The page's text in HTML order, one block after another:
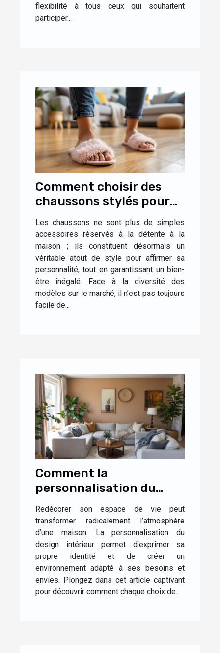
flexibilité à tous ceux qui souhaitent
participer...
Comment choisir des
chaussons stylés pour
un confort optimal à la
maison ?
Les chaussons ne sont plus de simples
accessoires réservés à la détente à la
maison ; ils constituent désormais un
véritable atout de style pour affirmer sa
personnalité, tout en garantissant un bien-
être inégalé. Face à la diversité des
modèles sur le marché, il n’est pas toujours
facile de...
Comment la
personnalisation du
design influence-t-elle
l'ambiance de votre
maison ?
Redécorer son espace de vie peut
transformer radicalement l’atmosphère
d’une maison. La personnalisation du
design intérieur permet d’exprimer sa
propre identité et de créer un
environnement adapté à ses besoins et
envies. Plongez dans cet article captivant
pour découvrir comment chaque choix de...